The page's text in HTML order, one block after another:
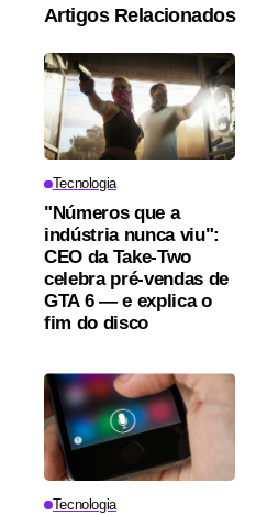
Artigos Relacionados
Tecnologia
"Números que a
indústria nunca viu":
CEO da Take-Two
celebra pré-vendas de
GTA 6 — e explica o
fim do disco
Tecnologia